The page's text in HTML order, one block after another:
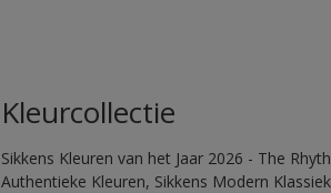
Kleurcollectie
Sikkens Kleuren van het Jaar 2026 - The
Authentieke Kleuren, Sikkens Modern